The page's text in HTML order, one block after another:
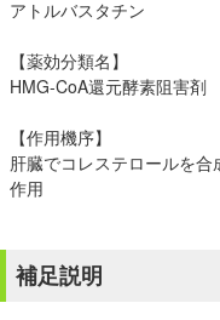
アトルバスタチン
【薬効分類名】
HMG-CoA還元酵素阻害剤
【作用機序】
肝臓でコレステロールを
作用
補足説明